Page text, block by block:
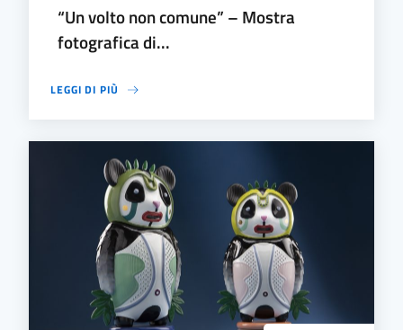
“Un volto non comune” – Mostra
fotografica di...
LEGGI DI PIÙ